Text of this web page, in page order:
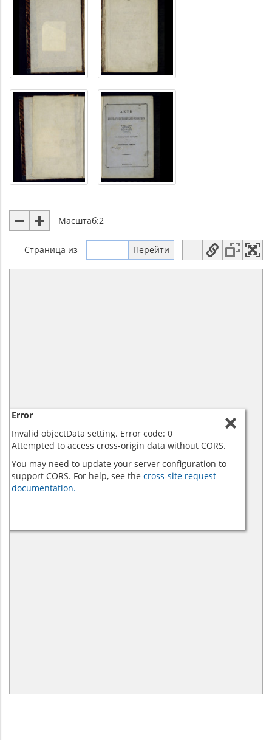
Масштаб:2
Страница из
Error
Invalid objectData setting. Error code: 0
Attempted to access cross-origin data without CORS.
You may need to update your server configuration to
support CORS. For help, see the cross-site request
documentation.